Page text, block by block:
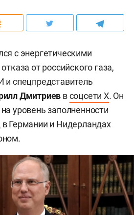
с энергетическими
от российского газа,
и спецпредставитель
Дмитриев всоцсети X. Он
уровень заполненности
Германии и Нидерландах